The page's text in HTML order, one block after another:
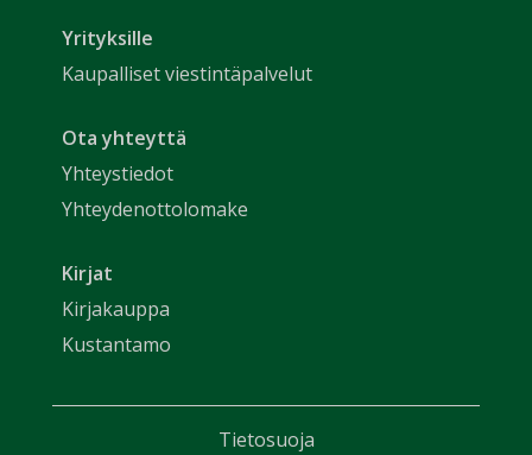
Yrityksille
Kaupalliset viestintäpalvelut
Ota yhteyttä
Yhteystiedot
Yhteydenottolomake
Kirjat
Kirjakauppa
Kustantamo
Tietosuoja